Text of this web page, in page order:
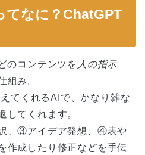
てなに？ChatGPT
のコンテンツを 人の指示
組み。
てくれるAIで、かなり雑な
してくれます。
、③アイデア発想
④表や
作成したり修正などを手伝